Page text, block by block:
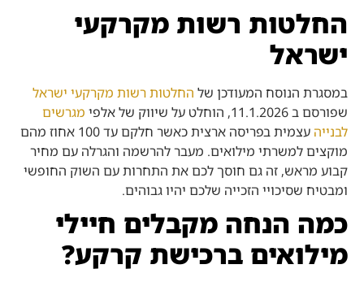
החלטות רשות מקרקעי
ישראל
במסגרת הנוסח המעודכן של החלטות רשות מקרקעי ישראל
שפורסם ב 11.1.2026, הוחלט על שיווק של אלפי
מגרשים
לבנייה
עצמית בפריסה ארצית כאשר חלקם עד 100 אחוז מהם
מוקצים למשרתי מילואים. מעבר להרשמה והגרלה עם מחיר
קבוע מראש, זה גם חוסך לכם את התחרות עם השוק החופשי
ומבטיח שסיכויי הזכייה שלכם יהיו גבוהים.
כמה הנחה מקבלים חיילי
מילואים ברכישת קרקע?